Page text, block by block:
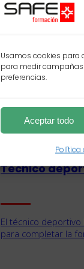
Usamos cookies para
para medir campañas
preferencias.
Aceptar todo
Política
Técnico
El técnico
para completar la